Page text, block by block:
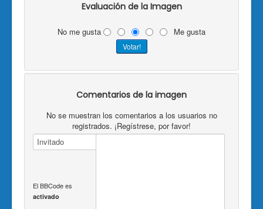
Evaluación de la Imagen
No me gusta Me gusta
Comentarios de la imagen
No se muestran los comentarios a los usuarios no
registrados. ¡Regístrese, por favor!
El BBCode es
activado